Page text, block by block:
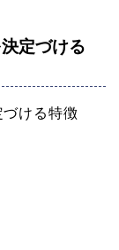
定づける
ける特徴